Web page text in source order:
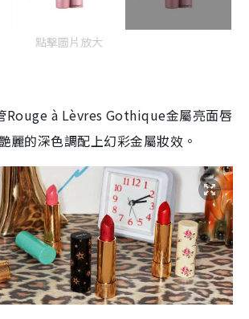
點擊圖片放大
Rouge à Lèvres Gothique金屬亮面唇
麗的深色調配上幻彩金屬妝效。